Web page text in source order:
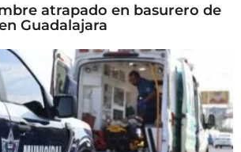
atrapado en basurero de
Guadalajara